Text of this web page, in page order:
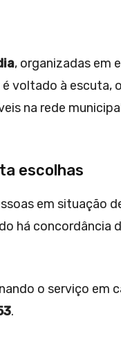
, organizadas em
é voltado à escuta,
na rede
escolhas
em situação
há concordância
o serviço em
.